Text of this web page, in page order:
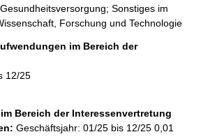
Sonstiges im
Forschung und Technologie
im Bereich der
12/25
Bereich der Interessenvertretung
Geschäftsjahr: 01/25 bis 12/25 0,01